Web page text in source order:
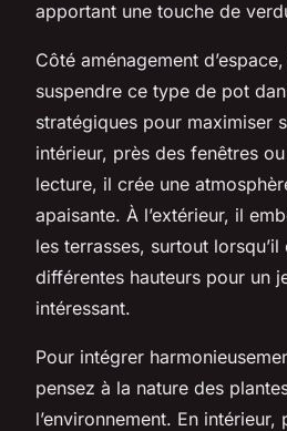
apportant une touche de
Côté aménagement
suspendre ce type de pot
stratégiques pour maximiser
intérieur, près des fenêtres
lecture, il crée une
apaisante. À l’extérieur, il
les terrasses, surtout lorsqu’il
différentes hauteurs pour un
intéressant.
Pour intégrer
pensez à la nature des
l’environnement. En